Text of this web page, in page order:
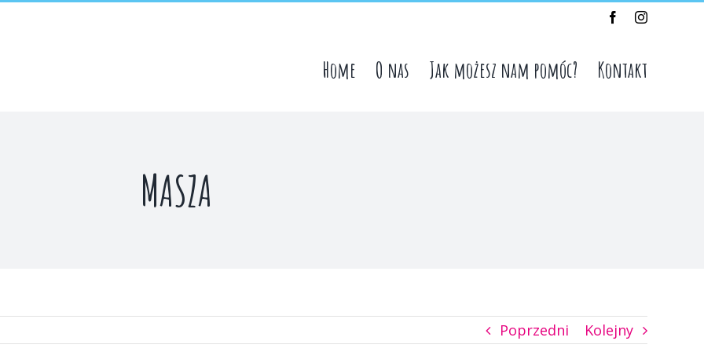
FacebookInstagram
Home O nas Jak możesz nam pomóc? Kontakt
MASZA
Poprzedni Kolejny